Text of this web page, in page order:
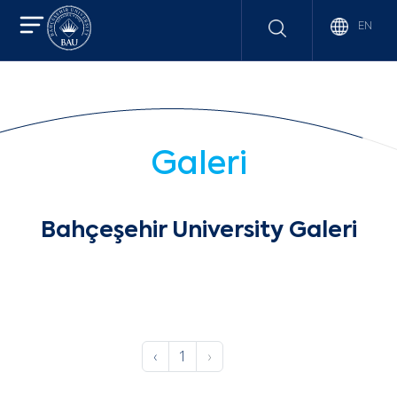
EN
Galeri
Bahçeşehir University Galeri
‹ 1 ›